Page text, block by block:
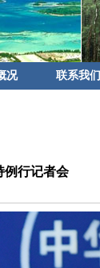
况 联系我们
例行记者会